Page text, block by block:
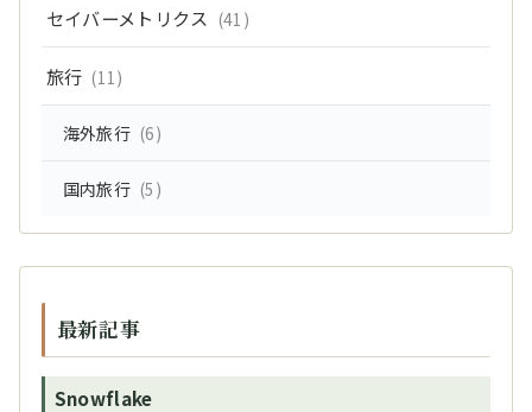
セイバーメトリクス (41)
旅行 (11)
海外旅行 (6)
国内旅行 (5)
最新記事
Snowflake